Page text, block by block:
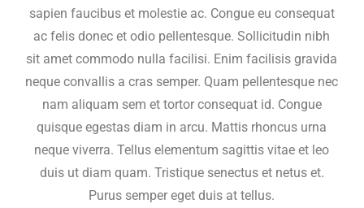
sapien faucibus et molestie ac. Congue eu consequat
ac felis donec et odio pellentesque. Sollicitudin nibh
sit amet commodo nulla facilisi. Enim facilisis gravida
neque convallis a cras semper. Quam pellentesque nec
nam aliquam sem et tortor consequat id. Congue
quisque egestas diam in arcu. Mattis rhoncus urna
neque viverra. Tellus elementum sagittis vitae et leo
duis ut diam quam. Tristique senectus et netus et.
Purus semper eget duis at tellus.